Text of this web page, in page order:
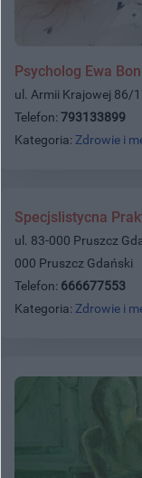
Psycholog Ewa
ul. Armii Krajowej 86/
Telefon: 793133899
Kategoria: Zdrowie i
Specjslistycna
ul. 83-000 Pruszcz
000 Pruszcz Gdański
Telefon: 666677553
Kategoria: Zdrowie i